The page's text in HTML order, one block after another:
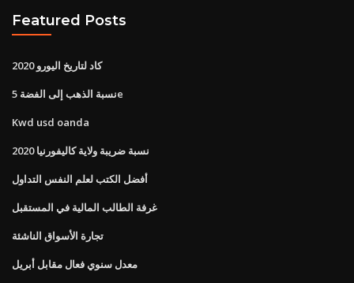
Featured Posts
كاد لتاريخ اليورو 2020
نسبة الذهب إلى الفضة 5e
Kwd usd oanda
نسبة ضريبة ولاية كاليفورنيا 2020
أفضل الكتب لعلم النفس التداول
غرفة الطالب المالية في المستقبل
تجارة الأسواق الناشئة
معدل سنوي فعال مقابل أبريل